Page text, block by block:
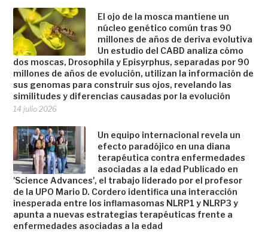
El ojo de la mosca mantiene un
núcleo genético común tras 90
millones de años de deriva evolutiva
Un estudio del CABD analiza cómo
dos moscas, Drosophila y Episyrphus, separadas por 90
millones de años de evolución, utilizan la información de
sus genomas para construir sus ojos, revelando las
similitudes y diferencias causadas por la evolución
14 julio 2026
Un equipo internacional revela un
efecto paradójico en una diana
terapéutica contra enfermedades
asociadas a la edad Publicado en
'Science Advances', el trabajo liderado por el profesor
de la UPO Mario D. Cordero identifica una interacción
inesperada entre los inflamasomas NLRP1 y NLRP3 y
apunta a nuevas estrategias terapéuticas frente a
enfermedades asociadas a la edad